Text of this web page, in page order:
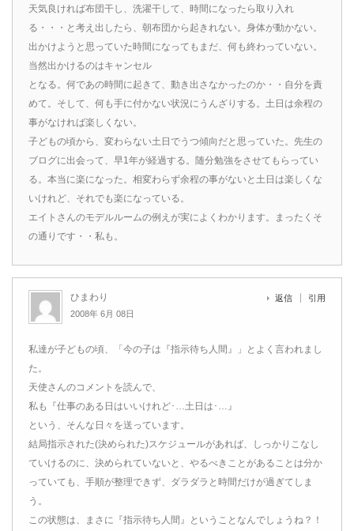
天気良ければ布団干し、洗濯干して、時間になったら取り入れ
る・・・と考え出したら、朝布団から起きれない。身体が動かない。
出かけようと思っていた時間になってもまだ、何も終わっていない。
当然出かけるのはキャンセル
となる。何であの時間に起きて、動き出さなかったのか・・自分を責
めて。そして、何も手に付かない状況にうんざりする。土日は余程の
事がなければ楽しくない。
子どもの頃から、変わらない土日でうつ傾向だと思っていた。先生の
ブログに出会って、早1年が経過する。随分勉強をさせてもらってい
る。本当に楽になった。相変わらず余程の事がないと土日は楽しくな
いけれど、それでも楽になっている。
エイトさんのモデルルームの例えが実によくわかります。まったくそ
の通りです・・私も。
ひまわり
2008年 6月 08日
返信 引用
私達が子どもの頃、「今の子は『指示待ち人間』」とよく言われまし
た。
天使さんのコメントを読んで、
私も『仕事のある日はいいけれど･…土日は･…』
という、そんな日々を送っています。
結局指示された(決められた)スケジュールがあれば、しっかりこなし
ていけるのに、決められていないと、やるべきことがあることは分か
っていても、手順が整理できず、ダラダラと時間だけが過ぎてしま
う。
この状態は、まさに『指示待ち人間』ということなんでしょうね？！